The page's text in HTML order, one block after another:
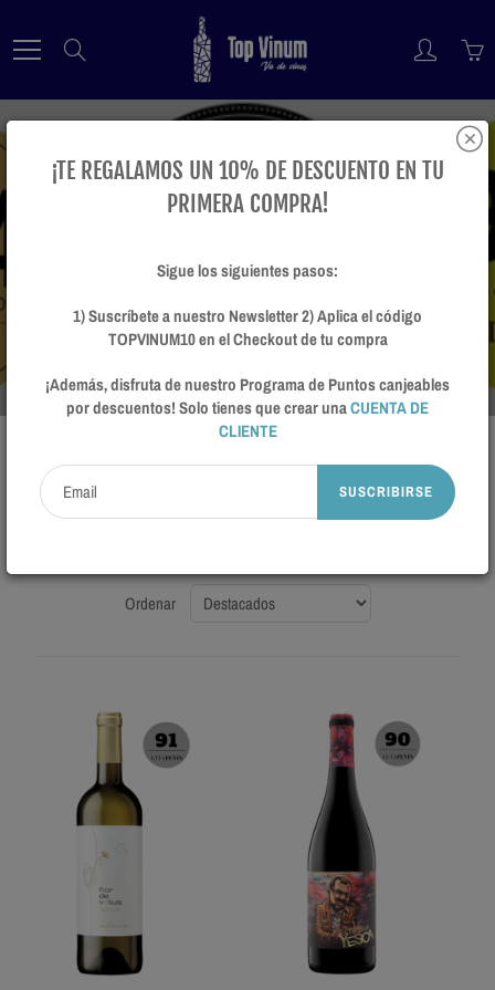
Content
¡TE REGALAMOS UN 10% DE DESCUENTO EN TU
PRIMERA COMPRA!
Sigue los siguientes pasos:
1) Suscríbete a nuestro Newsletter 2) Aplica el código
TOPVINUM10 en el Checkout de tu compra
¡Además, disfruta de nuestro Programa de Puntos canjeables
por descuentos! Solo tienes que crear unaCUENTA DE
CLIENTE
SUSCRIBIRSE
Altos Puntajes
Ordenar